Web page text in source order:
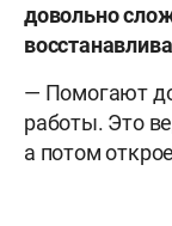
довольно
— Помогают
работы. Это
а потом